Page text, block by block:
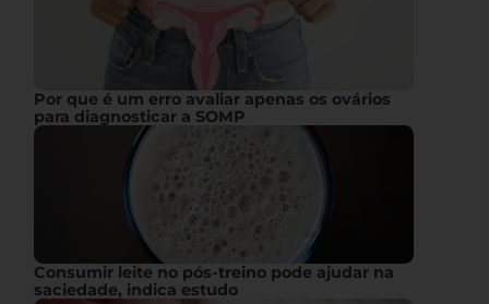
Por que é um erro avaliar apenas os ovários
para diagnosticar a SOMP
Consumir leite no pós-treino pode ajudar na
saciedade, indica estudo